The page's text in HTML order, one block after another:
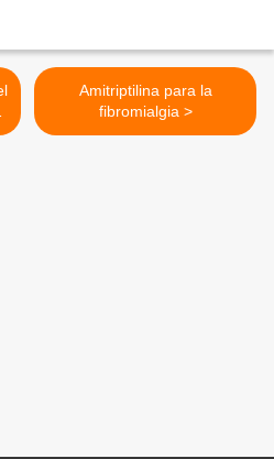
Amitriptilina para la
fibromialgia >